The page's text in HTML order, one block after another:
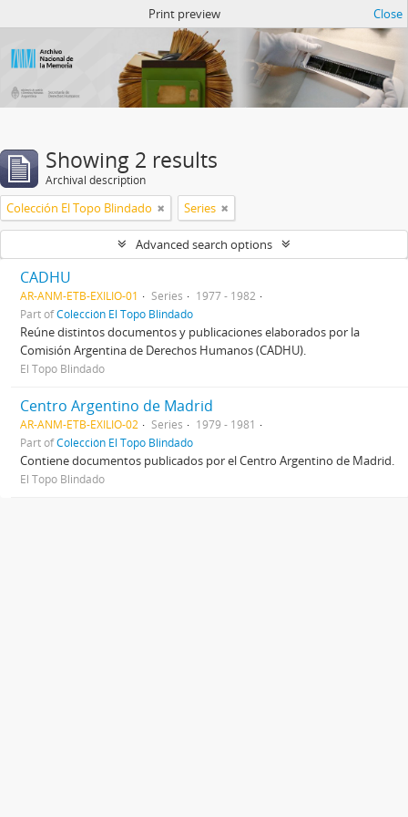
Print preview Close
Showing 2 results
Archival description
Colección El Topo Blindado Series
Advanced search options
CADHU
AR-ANM-ETB-EXILIO-01 Series
1977 - 1982
Part ofColección El Topo Blindado
Reúne distintos documentos y publicaciones elaborados por la
Comisión Argentina de Derechos Humanos (CADHU).
El Topo Blindado
Centro Argentino de Madrid
AR-ANM-ETB-EXILIO-02 Series
1979 - 1981
Part ofColección El Topo Blindado
Contiene documentos publicados por el Centro Argentino de Madrid.
El Topo Blindado